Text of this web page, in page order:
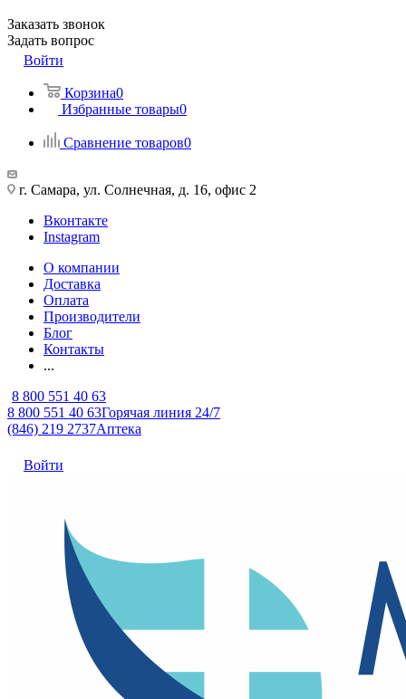
Заказать звонок
Задать вопрос
Войти
Корзина0
Избранные товары0
Сравнение товаров0
г. Самара, ул. Солнечная, д. 16, офис 2
Вконтакте
Instagram
О компании
Доставка
Оплата
Производители
Блог
Контакты
...
8 800 551 40 63
8 800 551 40 63Горячая линия 24/7
(846) 219 2737Аптека
Войти